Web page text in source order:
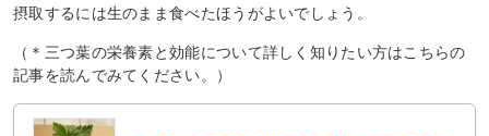
摂取するには生のまま食べたほうがよいでしょう。
（＊三つ葉の栄養素と効能について詳しく知りたい方はこちらの
記事を読んでみてください。）